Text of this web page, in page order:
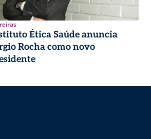
Ética Saúde anuncia
Rocha como novo